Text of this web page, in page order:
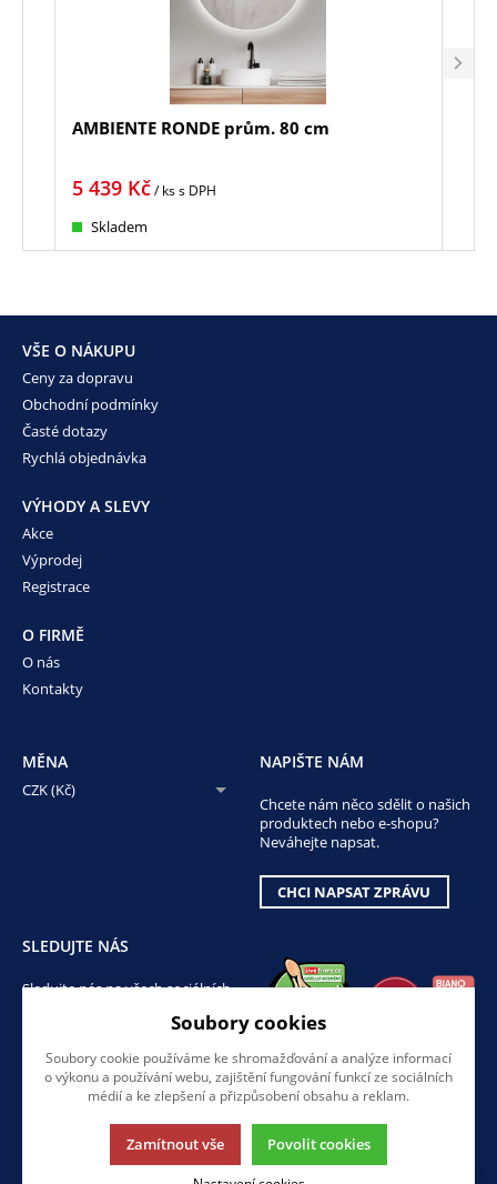
AMBIENTE RONDE prům. 80 cm
5 439 Kč/ kss DPH
Skladem
VŠE O NÁKUPU
Ceny za dopravu
Obchodní podmínky
Časté dotazy
Rychlá objednávka
VÝHODY A SLEVY
Akce
Výprodej
Registrace
O FIRMĚ
O nás
Kontakty
MĚNA
CZK (Kč)
NAPIŠTE NÁM
Chcete nám něco sdělit o našich
produktech nebo e-shopu?
Neváhejte napsat.
CHCI NAPSAT ZPRÁVU
SLEDUJTE NÁS
Sledujte nás na všech sociálních
Soubory cookies
Soubory cookie používáme ke shromažďování a analýze informací
o výkonu a používání webu, zajištění fungování funkcí ze sociálních
médií a ke zlepšení a přizpůsobení obsahu a reklam.
Zamítnout vše Povolit cookies